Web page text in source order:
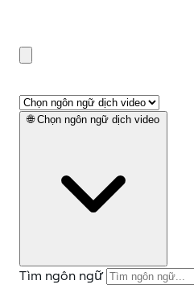
🌐 Chọn ngôn ngữ dịch video
Tìm ngôn ngữ